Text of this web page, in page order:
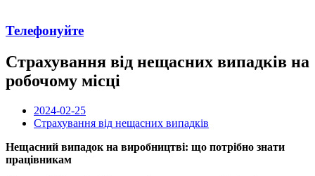
Телефонуйте
Страхування від нещасних випадків на
робочому місці
2024-02-25
Страхування від нещасних випадків
Нещасний випадок на виробництві: що потрібно знати
працівникам